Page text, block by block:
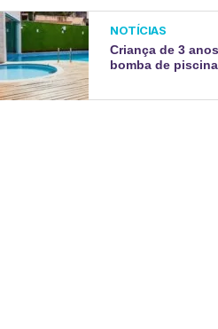
NOTÍCIAS
Criança de 3
bomba de